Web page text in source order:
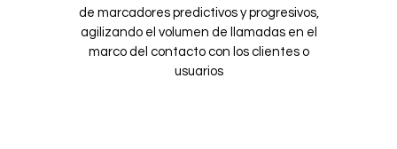
de marcadores predictivos y progresivos,
agilizando el volumen de llamadas en el
marco del contacto con los clientes o
usuarios